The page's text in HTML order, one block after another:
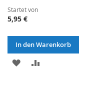
Startet von
5,95 €
In den Warenkorb
ZUR